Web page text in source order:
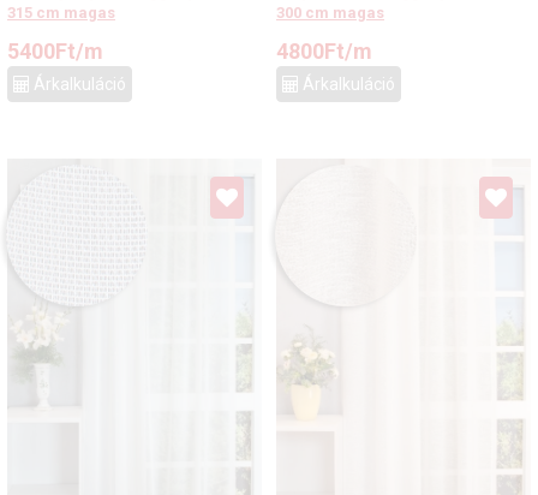
315 cm magas
5400Ft/m
Árkalkuláció
300 cm magas
4800Ft/m
Árkalkuláció